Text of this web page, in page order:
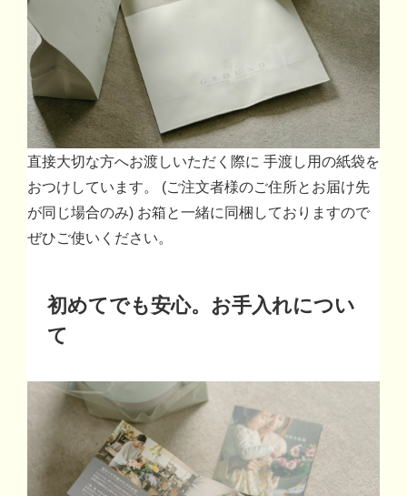
直接大切な方へお渡しいただく際に 手渡し用の紙袋を
おつけしています。 (ご注文者様のご住所とお届け先
が同じ場合のみ) お箱と一緒に同梱しておりますので
ぜひご使いください。
初めてでも安心。お手入れについ
て